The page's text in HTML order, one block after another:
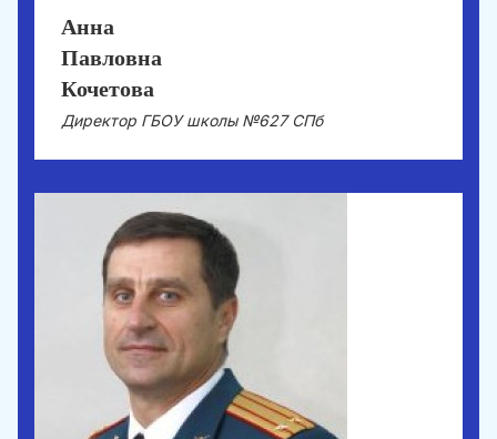
Анна
Павловна
Кочетова
Директор ГБОУ школы №627 СПб